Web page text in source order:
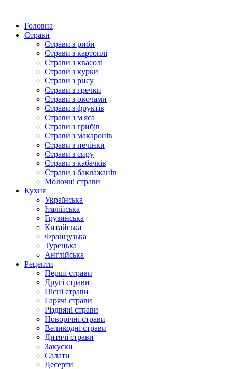
Головна
Страви
Страви з риби
Страви з картоплі
Страви з квасолі
Страви з курки
Страви з рису
Страви з гречки
Страви з овочами
Страви з фруктів
Страви з м'яса
Страви з грибів
Страви з макаронів
Страви з печінки
Страви з сиру
Страви з кабачків
Страви з баклажанів
Молочні страви
Кухня
Українська
Італійська
Грузинська
Китайська
Французька
Турецька
Англійська
Рецепти
Перші страви
Другі страви
Пісні страви
Гарячі страви
Різдвяні страви
Новорічні страви
Великодні страви
Дитячі страви
Закуски
Салати
Десерти